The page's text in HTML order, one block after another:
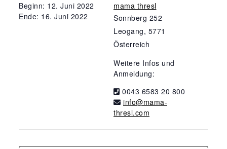
Beginn: 12. Juni 2022
Ende: 16. Juni 2022
mama thresl
Sonnberg 252
Leogang, 5771
Österreich
Weitere Infos und
Anmeldung:
0043 6583 20 800
info@mama-
thresl.com